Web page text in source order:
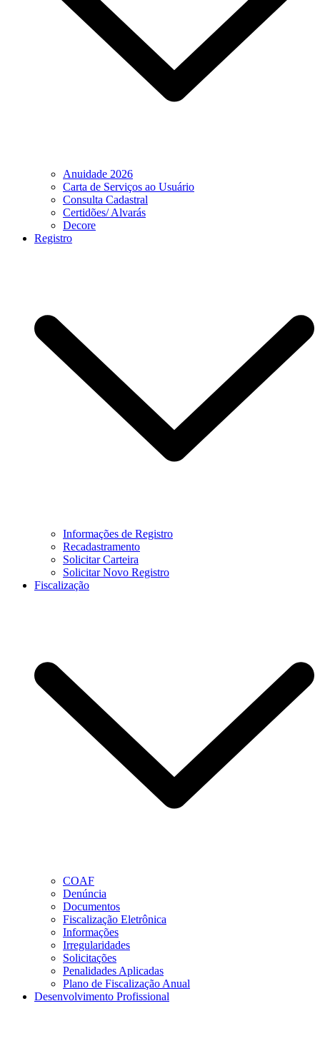
Anuidade 2026
Carta de Serviços ao Usuário
Consulta Cadastral
Certidões/ Alvarás
Decore
Registro
Informações de Registro
Recadastramento
Solicitar Carteira
Solicitar Novo Registro
Fiscalização
COAF
Denúncia
Documentos
Fiscalização Eletrônica
Informações
Irregularidades
Solicitações
Penalidades Aplicadas
Plano de Fiscalização Anual
Desenvolvimento Profissional